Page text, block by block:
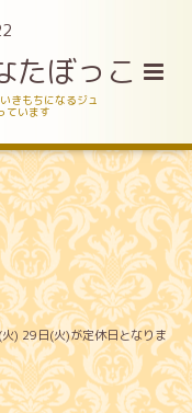
ぼっこ
きもちになるジュ
ています
) 29日(火)が定休日となりま